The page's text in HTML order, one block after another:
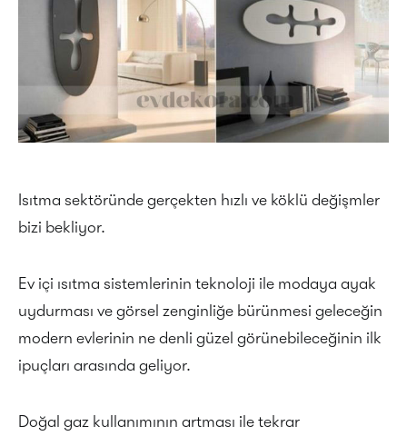
Isıtma sektöründe gerçekten hızlı ve köklü değişmler
bizi bekliyor.
Ev içi ısıtma sistemlerinin teknoloji ile modaya ayak
uydurması ve görsel zenginliğe bürünmesi geleceğin
modern evlerinin ne denli güzel görünebileceğinin ilk
ipuçları arasında geliyor.
Doğal gaz kullanımının artması ile tekrar